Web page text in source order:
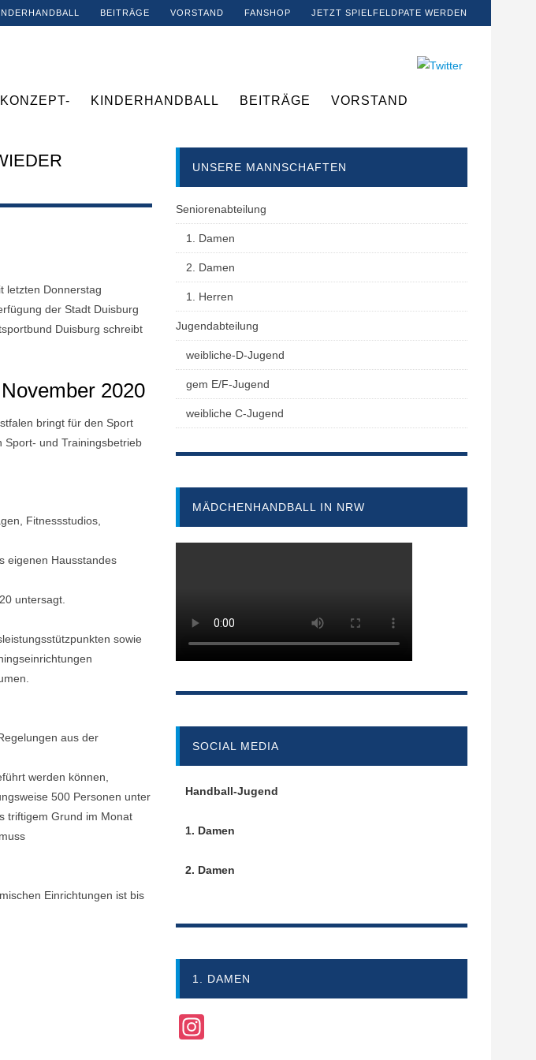
BEITRÄGE VORSTAND FANSHOP JETZT SPIELFELDPATE WERDEN
KINDERHANDBALL BEITRÄGE
VORSTAND
letzten Donnerstag
der Stadt Duisburg
Duisburg schreibt
2020
bringt für den Sport
Sport- und Trainingsbetrieb
Fitnessstudios,
eigenen Hausstandes
untersagt.
sowie
aus der
werden können,
500 Personen unter
triftigem Grund im Monat
Einrichtungen ist bis
UNSERE MANNSCHAFTEN
Seniorenabteilung
1. Damen
2. Damen
1. Herren
Jugendabteilung
weibliche-D-Jugend
gem E/F-Jugend
weibliche C-Jugend
MÄDCHENHANDBALL IN NRW
SOCIAL MEDIA
Handball-Jugend
1. Damen
2. Damen
1. DAMEN